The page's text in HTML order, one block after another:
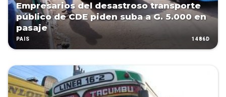
Empresarios del desastroso transporte
público de CDE piden suba a G. 5.000 en
pasaje
PAÍS 1486D